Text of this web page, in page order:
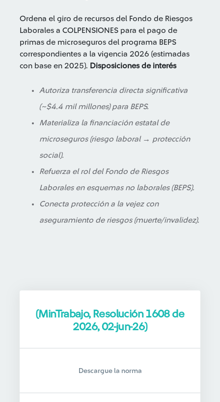
Ordena el giro de recursos del Fondo de Riesgos
Laborales a COLPENSIONES para el pago de
primas de microseguros del programa BEPS
correspondientes a la vigencia 2026 (estimadas
con base en 2025). Disposiciones de interés
Autoriza transferencia directa significativa
(~$4.4 mil millones) para BEPS.
Materializa la financiación estatal de
microseguros (riesgo laboral → protección
social).
Refuerza el rol del Fondo de Riesgos
Laborales en esquemas no laborales (BEPS).
Conecta protección a la vejez con
aseguramiento de riesgos (muerte/invalidez).
(MinTrabajo, Resolución 1608 de
2026, 02-jun-26)
Descargue la norma